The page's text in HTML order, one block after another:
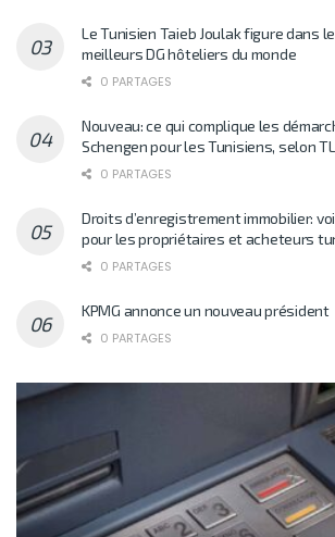
Le Tunisien Taieb Joulak figure dans
meilleurs DG hôteliers du monde
0 PARTAGES
Nouveau: ce qui complique les
Schengen pour les Tunisiens, selon
0 PARTAGES
Droits d’enregistrement immobilier:
pour les propriétaires et acheteurs
0 PARTAGES
KPMG annonce un nouveau président
0 PARTAGES